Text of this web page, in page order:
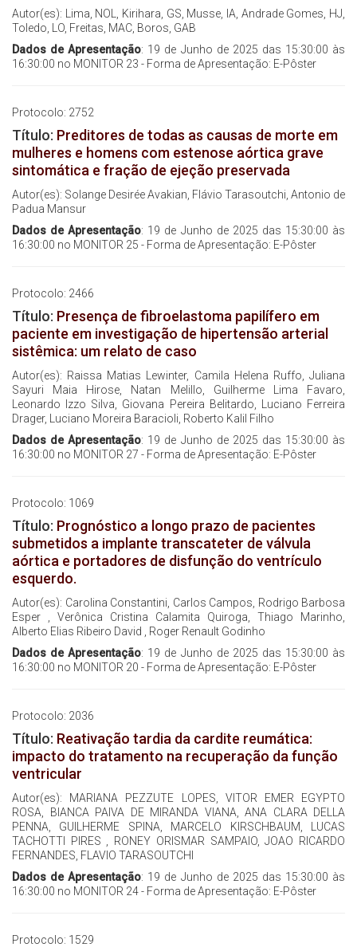
Autor(es): Lima, NOL, Kirihara, GS, Musse, IA, Andrade Gomes, HJ,
Toledo, LO, Freitas, MAC, Boros, GAB
Dados de Apresentação: 19 de Junho de 2025 das 15:30:00 às
16:30:00 no MONITOR 23 - Forma de Apresentação: E-Pôster
Protocolo: 2752
Título: Preditores de todas as causas de morte em
mulheres e homens com estenose aórtica grave
sintomática e fração de ejeção preservada
Autor(es): Solange Desirée Avakian, Flávio Tarasoutchi, Antonio de
Padua Mansur
Dados de Apresentação: 19 de Junho de 2025 das 15:30:00 às
16:30:00 no MONITOR 25 - Forma de Apresentação: E-Pôster
Protocolo: 2466
Título: Presença de fibroelastoma papilífero em
paciente em investigação de hipertensão arterial
sistêmica: um relato de caso
Autor(es): Raissa Matias Lewinter, Camila Helena Ruffo, Juliana
Sayuri Maia Hirose, Natan Melillo, Guilherme Lima Favaro,
Leonardo Izzo Silva, Giovana Pereira Belitardo, Luciano Ferreira
Drager, Luciano Moreira Baracioli, Roberto Kalil Filho
Dados de Apresentação: 19 de Junho de 2025 das 15:30:00 às
16:30:00 no MONITOR 27 - Forma de Apresentação: E-Pôster
Protocolo: 1069
Título: Prognóstico a longo prazo de pacientes
submetidos a implante transcateter de válvula
aórtica e portadores de disfunção do ventrículo
esquerdo.
Autor(es): Carolina Constantini, Carlos Campos, Rodrigo Barbosa
Esper , Verônica Cristina Calamita Quiroga, Thiago Marinho,
Alberto Elias Ribeiro David , Roger Renault Godinho
Dados de Apresentação: 19 de Junho de 2025 das 15:30:00 às
16:30:00 no MONITOR 20 - Forma de Apresentação: E-Pôster
Protocolo: 2036
Título: Reativação tardia da cardite reumática:
impacto do tratamento na recuperação da função
ventricular
Autor(es): MARIANA PEZZUTE LOPES, VITOR EMER EGYPTO
ROSA, BIANCA PAIVA DE MIRANDA VIANA, ANA CLARA DELLA
PENNA, GUILHERME SPINA, MARCELO KIRSCHBAUM, LUCAS
TACHOTTI PIRES , RONEY ORISMAR SAMPAIO, JOAO RICARDO
FERNANDES, FLAVIO TARASOUTCHI
Dados de Apresentação: 19 de Junho de 2025 das 15:30:00 às
16:30:00 no MONITOR 24 - Forma de Apresentação: E-Pôster
Protocolo: 1529